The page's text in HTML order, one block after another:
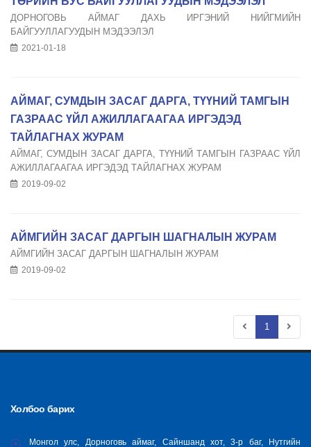
ДОРНОГОВЬ АЙМАГ ДАХЬ ИРГЭНИЙ НИЙГМИЙН
БАЙГУУЛЛАГУУДЫН МЭДЭЭЛЭЛ
2021-01-18
АЙМАГ, СУМДЫН ЗАСАГ ДАРГА, ТҮҮНИЙ ТАМГЫН
ГАЗРААС ҮЙЛ АЖИЛЛАГААГАА ИРГЭДЭД
ТАЙЛАГНАХ ЖУРАМ
АЙМАГ, СУМДЫН ЗАСАГ ДАРГА, ТҮҮНИЙ ТАМГЫН ГАЗРААС ҮЙЛ
АЖИЛЛАГААГАА ИРГЭДЭД ТАЙЛАГНАХ ЖУРАМ
2019-09-02
АЙМГИЙН ЗАСАГ ДАРГЫН ШАГНАЛЫН ЖУРАМ
АЙМГИЙН ЗАСАГ ДАРГЫН ШАГНАЛЫН ЖУРАМ
2019-09-02
1
Холбоо барих
Монгол улс, Дорноговь аймаг, Сайншанд хот, 3-р баг, Нутгийн